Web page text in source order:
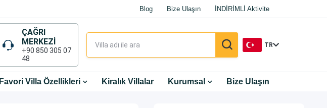
Blog Bize Ulaşın İNDİRİMLİ Aktivite
ÇAĞRI
MERKEZİ
+90 850 305 07
48
TR
Favori Villa Özellikleri Kiralık Villalar Kurumsal Bize Ulaşın